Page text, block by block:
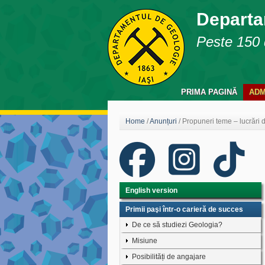
Peste 150
PRIMA PAGINĂ
Home /Anunțuri / Propuneri teme – lucrări
English version
Primii paşi într-o carieră de succes
De ce să studiezi Geologia?
Misiune
Posibilități de angajare